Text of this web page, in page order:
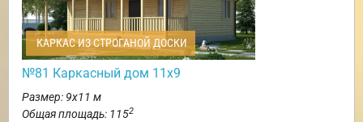
КАРКАС ИЗ СТРОГАНОЙ ДОСКИ
№81 Каркасный дом 11х9
Размер: 9х11 м
Общая площадь: 1152